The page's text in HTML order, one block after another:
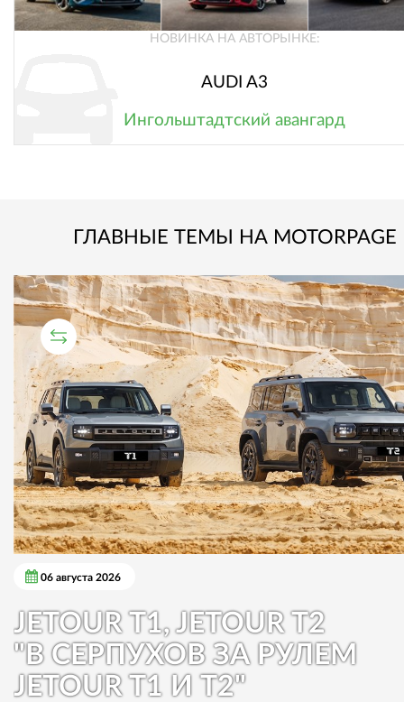
НОВИНКА НА АВТОРЫНКЕ:
AUDI A3
Ингольштадтский авангард
ГЛАВНЫЕ ТЕМЫ НА MOTORPAGE
СРАВНИТЕЛЬНЫЙ ТЕСТ
06 августа 2026
JETOUR T1, JETOUR T2
"В СЕРПУХОВ ЗА РУЛЕМ
JETOUR T1 И T2"